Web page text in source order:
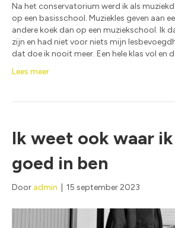
Na het conservatorium werd ik als
op een basisschool. Muziekles geven aan
andere koek dan op een muziekschool. Ik
zijn en had niet voor niets mijn
dat doe ik nooit meer. Een hele klas vol en
Lees meer
Ik weet ook waar
goed in ben
Door admin 15 september 2023